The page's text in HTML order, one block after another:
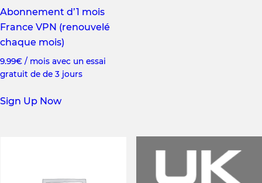
Abonnement d’1 mois
France VPN (renouvelé
chaque mois)
9.99€ / mois avec un essai
gratuit de de 3 jours
Sign Up Now